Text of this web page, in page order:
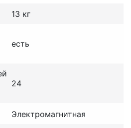
13 кг
есть
24
Электромагнитная